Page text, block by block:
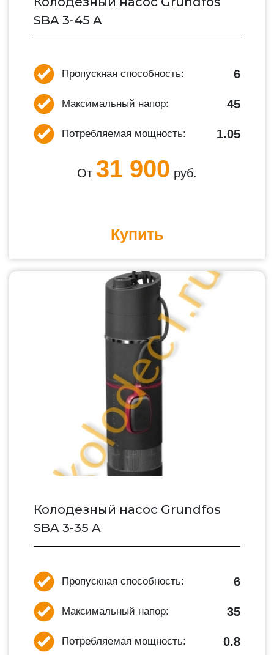
SBA 3-45 A
Пропускная способность: 6
Максимальный напор: 45
Потребляемая мощность: 1.05
От 31 900 руб.
Купить
Колодезный насос Grundfos
SBA 3-35 A
Пропускная способность: 6
Максимальный напор: 35
Потребляемая мощность: 0.8